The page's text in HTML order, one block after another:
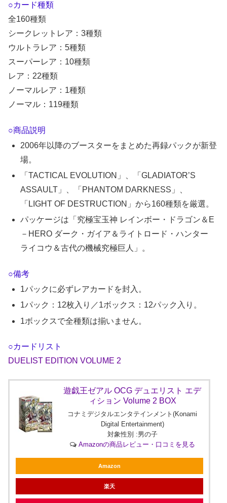
○カード種類
全160種類
シークレットレア：3種類
ウルトラレア：5種類
スーパーレア：10種類
レア：22種類
ノーマルレア：1種類
ノーマル：119種類
○商品説明
2006年以降のブースターをまとめた再録パックが新登
場。
「TACTICAL EVOLUTION」、「GLADIATOR’S
ASSAULT」、「PHANTOM DARKNESS」、
「LIGHT OF DESTRUCTION」から160種類を厳選。
パッケージは「究極宝玉神 レインボー・ドラゴン＆E
－HERO ダーク・ガイア＆ライトロード・ハンター
ライコウ＆古代の機械究極巨人」。
○備考
1パックに必ずレアカードを封入。
1パック：12枚入り／1ボックス：12パック入り。
1ボックスで全種類は揃いません。
○カードリスト
DUELIST EDITION VOLUME 2
遊戯王ゼアル OCG デュエリスト エデ
ィション Volume 2 BOX
コナミデジタルエンタテインメント(Konami
Digital Entertainment)
対象性別 :男の子
Amazonの商品レビュー・口コミを見る
Amazon
楽天